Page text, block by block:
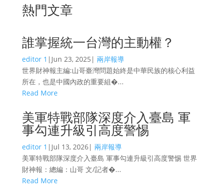
熱門文章
誰掌握統一台灣的主動權？
editor 1 | Jun 23, 2025 | 兩岸報導
世界財神報主編:山哥臺灣問題始終是中華民族的核心利益
所在，也是中國內政的重要組�...
Read More
美軍特戰部隊深度介入臺島 軍
事勾連升級引高度警惕
editor 1 | Jul 13, 2026| 兩岸報導
美軍特戰部隊深度介入臺島 軍事勾連升級引高度警惕 世界
財神報：總編：山哥 文/記者�...
Read More